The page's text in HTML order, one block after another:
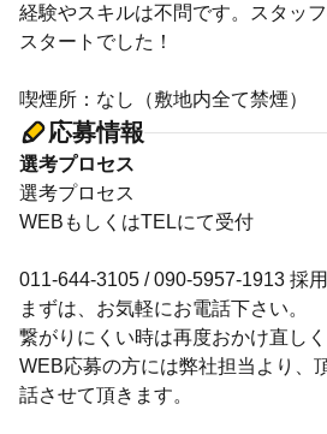
経験やスキルは不問です。スタッ
スタートでした！
喫煙所：なし（敷地内全て禁煙）
応募情報
選考プロセス
選考プロセス
WEBもしくはTELにて受付
011-644-3105 / 090-5957-1913 採
まずは、お気軽にお電話下さい。
繋がりにくい時は再度おかけ直しく
WEB応募の方には弊社担当より、
話させて頂きます。